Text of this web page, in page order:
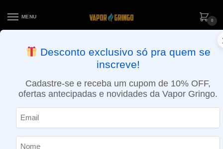
MENU
0
APROVADOS ATÉ 15:30 VIA MOTOBOY
1.2ml
Desconto exclusivo só pra quem se
inscreve!
Cadastre-se e receba um cupom de 10% OFF,
ofertas antecipadas e novidades da Vapor Gringo.